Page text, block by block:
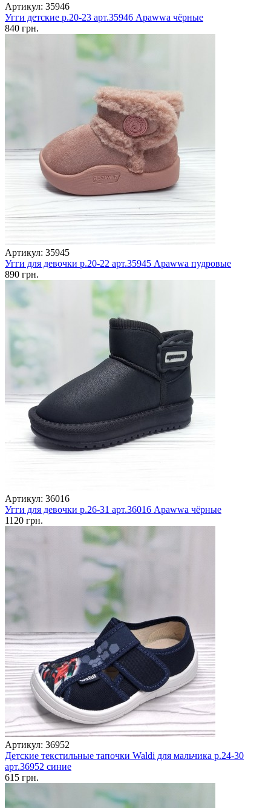
Артикул: 35946
Угги детские р.20-23 арт.35946 Apawwa чёрные
840 грн.
Артикул: 35945
Угги для девочки р.20-22 арт.35945 Apawwa пудровые
890 грн.
Артикул: 36016
Угги для девочки р.26-31 арт.36016 Apawwa чёрные
1120 грн.
Артикул: 36952
Детские текстильные тапочки Waldi для мальчика р.24-30
арт.36952 синие
615 грн.